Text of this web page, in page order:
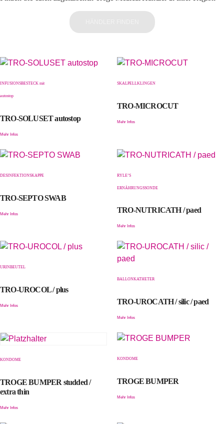
INFUSIONSBESTECK mit
autostop
TRO-SOLUSET autostop
Mehr Infos
SKALPELLKLINGEN
TRO-MICROCUT
Mehr Infos
DESINFEKTIONSKAPPE
TRO-SEPTO SWAB
Mehr Infos
RYLE’S
ERNÄHRUNGSSONDE
TRO-NUTRICATH / paed
Mehr Infos
URINBEUTEL
TRO-UROCOL / plus
Mehr Infos
BALLONKATHETER
TRO-UROCATH / silic / paed
Mehr Infos
KONDOME
TROGE BUMPER studded /
extra thin
Mehr Infos
KONDOME
TROGE BUMPER
Mehr Infos